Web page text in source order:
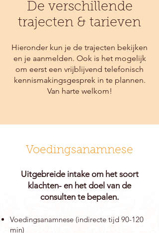
De verschillende
trajecten & tarieven
Hieronder kun je de trajecten bekijken
en je aanmelden. Ook is het mogelijk
om eerst een vrijblijvend telefonisch
kennismakingsgesprek in te plannen.
Van harte welkom!
Voedingsanamnese
Uitgebreide intake om het soort
klachten- en het doel van de
consulten te bepalen.
Voedingsanamnese (indirecte tijd 90-120
min)